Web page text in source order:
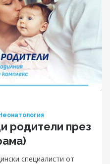
родители през
специалисти от